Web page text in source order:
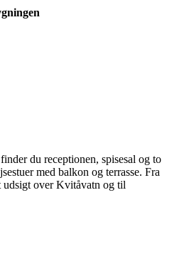
du receptionen, spisesal og to
med balkon og terrasse. Fra
udsigt over Kvitåvatn og til